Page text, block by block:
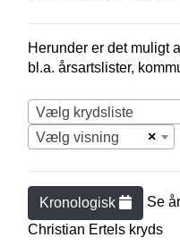
Herunder er det muligt
bl.a. årsartslister,
Vælg krydsliste
×
Vælg visning
Kronologisk Se
Christian Ertel s kryds